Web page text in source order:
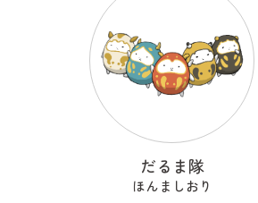
だるま隊
ほんましおり